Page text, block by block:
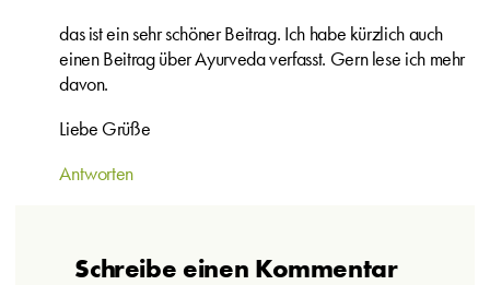
das ist ein sehr schöner Beitrag. Ich habe kürzlich auch
einen Beitrag über Ayurveda verfasst. Gern lese ich mehr
davon.
Liebe Grüße
Antworten
Schreibe einen Kommentar